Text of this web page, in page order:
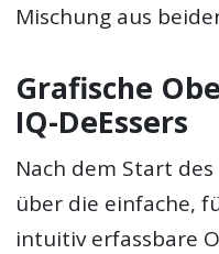
Mischung aus
Grafische
IQ-DeEssers
Nach dem Start
über die einfache,
intuitiv erfassbare